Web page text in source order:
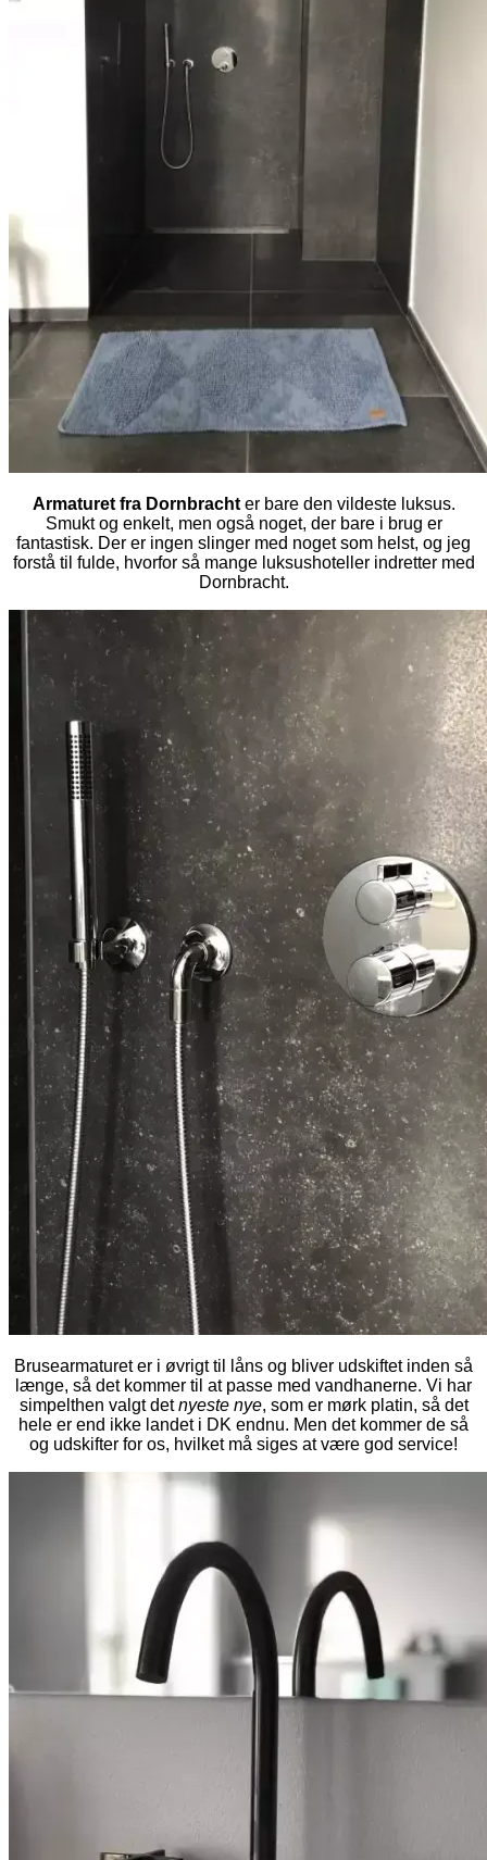
Armaturet fra Dornbrachter bare den vildeste luksus.
Smukt og enkelt, men også noget, der bare i brug er
fantastisk. Der er ingen slinger med noget som helst, og jeg
forstå til fulde, hvorfor så mange luksushoteller indretter med
Dornbracht.
Brusearmaturet er i øvrigt til låns og bliver udskiftet inden så
længe, så det kommer til at passe med vandhanerne. Vi har
simpelthen valgt detnyeste nye, som er mørk platin, så det
hele er end ikke landet i DK endnu. Men det kommer de så
og udskifter for os, hvilket må siges at være god service!